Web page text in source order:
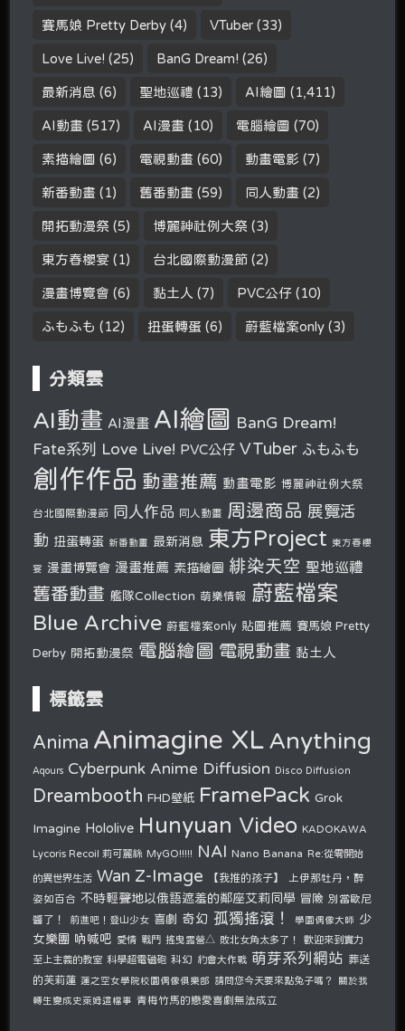
賽馬娘 Pretty Derby (4) VTuber (33)
Love Live! (25) BanG Dream! (26)
最新消息 (6) 聖地巡禮 (13) AI繪圖 (1,411)
AI動畫 (517) AI漫畫 (10) 電腦繪圖 (70)
素描繪圖 (6) 電視動畫 (60) 動畫電影 (7)
新番動畫 (1) 舊番動畫 (59) 同人動畫 (2)
開拓動漫祭 (5) 博麗神社例大祭 (3)
東方春櫻宴 (1) 台北國際動漫節 (2)
漫畫博覽會 (6) 黏土人 (7) PVC公仔 (10)
ふもふも (12) 扭蛋轉蛋 (6) 蔚藍檔案only (3)
分類雲
AI動畫 AI漫畫 AI繪圖 BanG Dream!
Fate系列
Love Live! PVC公仔 VTuber ふもふも
創作作品 動畫推薦 動畫電影 博麗神社例大祭
台北國際動漫節 同人作品 同人動畫 周邊商品 展覽活
動 扭蛋轉蛋 新番動畫 最新消息 東方Project 東方春櫻
宴 漫畫博覽會 漫畫推薦 素描繪圖 緋染天空 聖地巡禮
舊番動畫 艦隊Collection 萌樂情報 蔚藍檔案
Blue Archive 蔚藍檔案only 貼圖推薦 賽馬娘 Pretty
Derby 開拓動漫祭 電腦繪圖 電視動畫 黏土人
標籤雲
Anima Animagine XL Anything
Aqours Cyberpunk Anime Diffusion Disco Diffusion
Dreambooth FHD壁紙 FramePack Grok
Imagine Hololive Hunyuan Video KADOKAWA
Lycoris Recoil 莉可麗絲 MyGO!!!!! NAI Nano Banana Re:從零開始
的異世界生活 Wan Z-Image 【我推的孩子】 上伊那牡丹，醉
姿如百合 不時輕聲地以俄語遮羞的鄰座艾莉同學 冒險 別當歐尼
醬了！ 前進吧！登山少女 喜劇 奇幻 孤獨搖滾！ 學園偶像大師
少
女樂團 吶喊吧
愛情 戰鬥 搖曳露營△ 敗北女角太多了！
歡迎來到實力
至上主義的教室 科學超電磁砲 科幻 約會大作戰 萌芽系列網站 葬送
的芙莉蓮 蓮之空女學院校園偶像俱樂部 請問您今天要來點兔子嗎？ 關於我
轉生變成史萊姆這檔事 青梅竹馬的戀愛喜劇無法成立